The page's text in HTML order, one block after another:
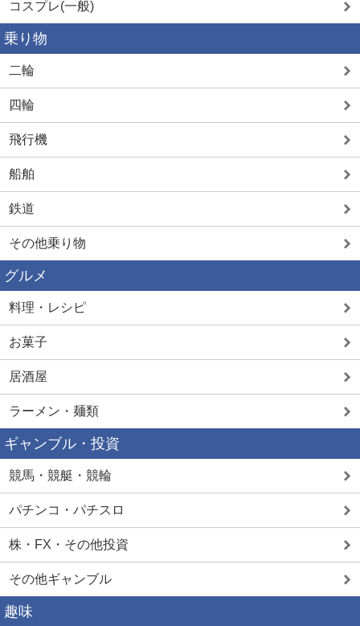
コスプレ(一般)
乗り物
二輪
四輪
飛行機
船舶
鉄道
その他乗り物
グルメ
料理・レシピ
お菓子
居酒屋
ラーメン・麺類
ギャンブル・投資
競馬・競艇・競輪
パチンコ・パチスロ
株・FX・その他投資
その他ギャンブル
趣味